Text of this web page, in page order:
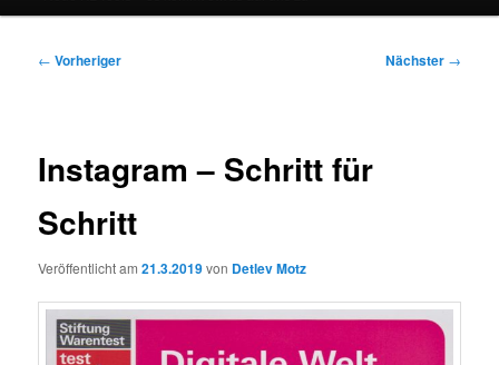
Beitragsnavigation
← Vorheriger Nächster →
Instagram – Schritt für
Schritt
Veröffentlicht am21.3.2019von Detlev Motz